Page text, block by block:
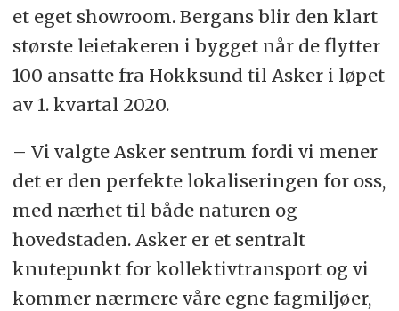
et eget showroom. Bergans blir den klart
største leietakeren i bygget når de flytter
100 ansatte fra Hokksund til Asker i løpet
av 1. kvartal 2020.
– Vi valgte Asker sentrum fordi vi mener
det er den perfekte lokaliseringen for oss,
med nærhet til både naturen og
hovedstaden. Asker er et sentralt
knutepunkt for kollektivtransport og vi
kommer nærmere våre egne fagmiljøer,